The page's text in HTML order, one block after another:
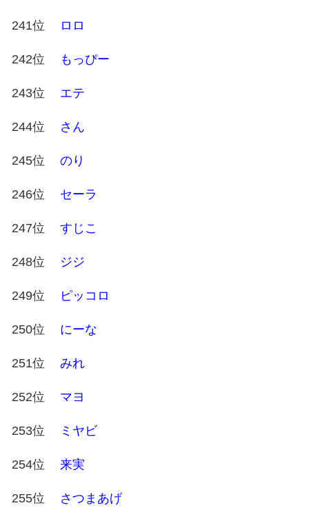
241位 ロロ
242位 もっぴー
243位 エテ
244位 さん
245位 のり
246位 セーラ
247位 すじこ
248位 ジジ
249位 ピッコロ
250位 にーな
251位 みれ
252位 マヨ
253位 ミヤビ
254位 来実
255位 さつまあげ